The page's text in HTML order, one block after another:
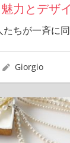
力とデザ
ちが一斉に
Giorgio